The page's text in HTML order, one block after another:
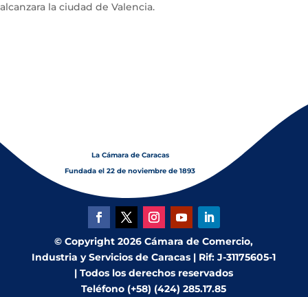
alcanzara la ciudad de Valencia.
La Cámara de Caracas
Fundada el 22 de noviembre de 1893
© Copyright 2026 Cámara de Comercio,
Industria y Servicios de Caracas | Rif: J-31175605-1
| Todos los derechos reservados
Teléfono (+58) (424) 285.17.85